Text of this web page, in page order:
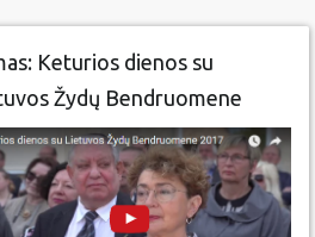
Keturios dienos su
Žydų Bendruomene